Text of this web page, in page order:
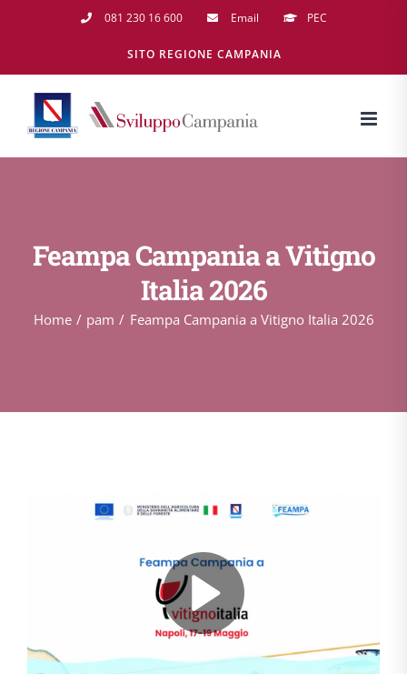
081 230 16 600 Email PEC
SITO REGIONE CAMPANIA
Feampa Campania a Vitigno
Italia 2026
Home pam Feampa Campania a Vitigno Italia 2026